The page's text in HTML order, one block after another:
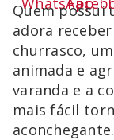
Quem possui
adora
churrasco,
animada e
varanda e a
mais fácil
aconchegante.